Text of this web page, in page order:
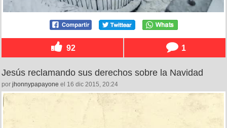
92 1
Jesús reclamando sus derechos sobre la Navidad
por jhonnypapayone el 16 dic 2015, 20:24